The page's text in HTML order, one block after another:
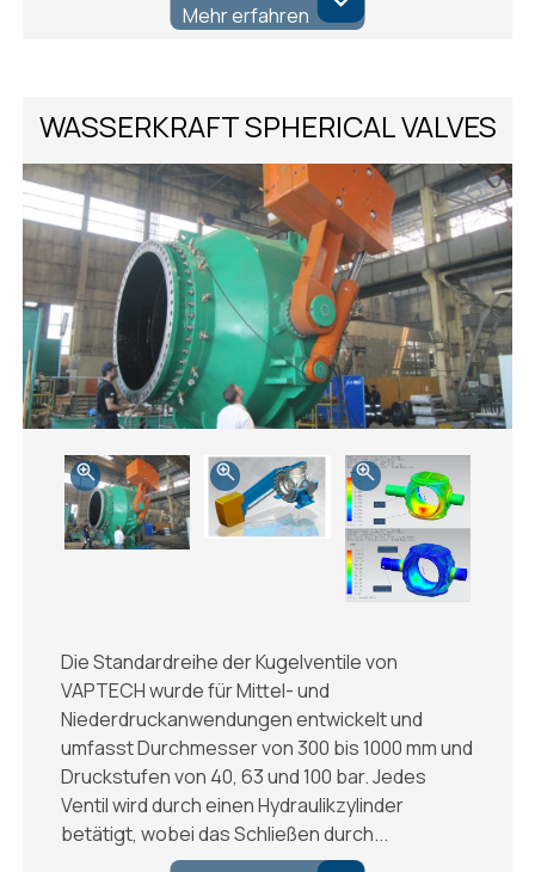
Mehr erfahren
WASSERKRAFT SPHERICAL VALVES
Die Standardreihe der Kugelventile von
VAPTECH wurde für Mittel- und
Niederdruckanwendungen entwickelt und
umfasst Durchmesser von 300 bis 1000 mm und
Druckstufen von 40, 63 und 100 bar. Jedes
Ventil wird durch einen Hydraulikzylinder
betätigt, wobei das Schließen durch...